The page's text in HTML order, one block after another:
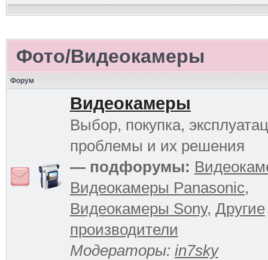
Фото/Видеокамеры
Форум
Видеокамеры
Выбор, покупка,
проблемы и их решения
— подфорумы:
Видеокамеры Panasonic,
Видеокамеры Sony, Другие
производители
Модераторы: in7sky